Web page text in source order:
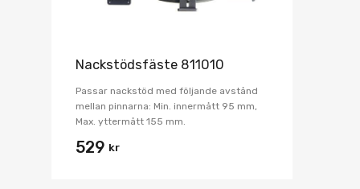
Nackstödsfäste 811010
Passar nackstöd med följande avstånd
mellan pinnarna: Min. innermått 95 mm,
Max. yttermått 155 mm.
529 kr